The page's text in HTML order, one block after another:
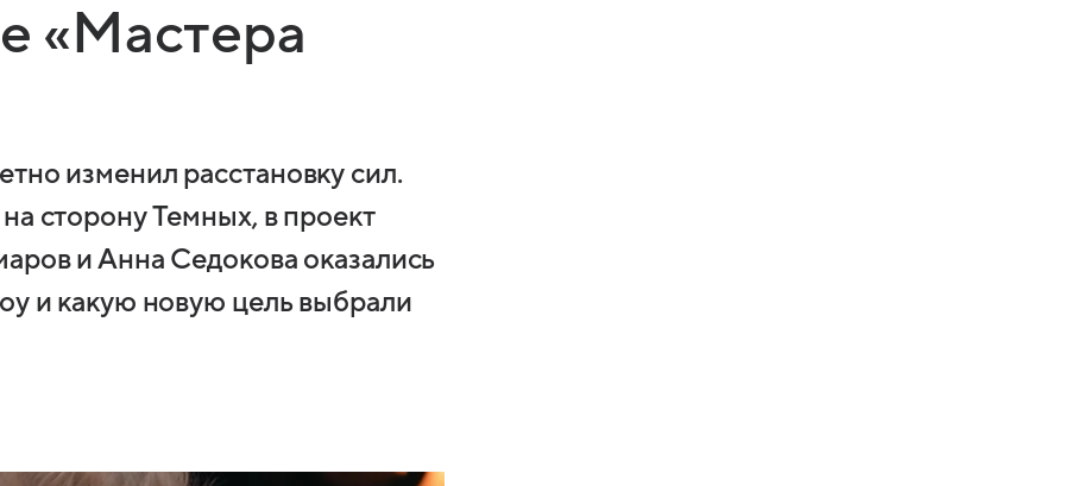
«Мастера
изменил расстановку сил.
сторону Темных, в проект
и Анна Седокова оказались
и какую новую цель выбрали